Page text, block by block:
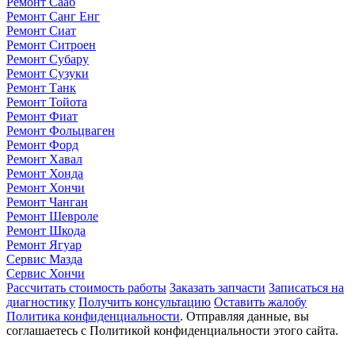
Ремонт Санг Енг
Ремонт Сиат
Ремонт Ситроен
Ремонт Субару
Ремонт Сузуки
Ремонт Танк
Ремонт Тойота
Ремонт Фиат
Ремонт Фольцваген
Ремонт Форд
Ремонт Хавал
Ремонт Хонда
Ремонт Хончи
Ремонт Чанган
Ремонт Шевроле
Ремонт Шкода
Ремонт Ягуар
Сервис Мазда
Сервис Хончи
Рассчитать стоимость работы Заказать запчасти Записаться на
диагностику Получить консультацию Оставить жалобу
Политика конфиденциальности. Отправляя данные, вы
соглашаетесь с Политикой конфиденциальности этого сайта.